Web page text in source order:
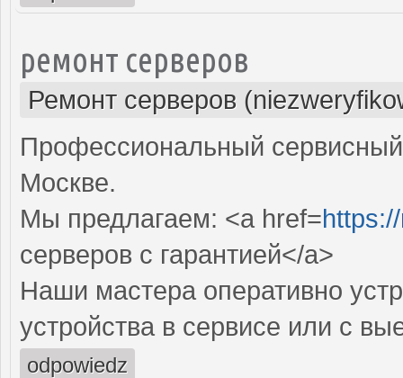
ремонт серверов
Ремонт серверов
Профессиональный
Москве.
Мы предлагаем: <a href=
серверов с гарантией</a>
Наши мастера оперативно
устройства в сервисе или с
odpowiedz